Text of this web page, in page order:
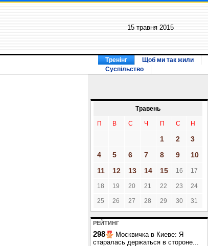
15 травня 2015
Тренінг Щоб ми так жили
Суспільство
Травень
П В С Ч П С Н
1 2
3
4
5 6 7 8 9
10
11
12 13 14 15 16 17
18 19 20 21 22 23 24
25 26 27 28 29 30 31
РЕЙТИНГ
298
Москвичка в Киеве: Я
старалась держаться в стороне...